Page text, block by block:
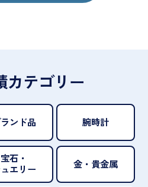
カテゴリー
ンド品 腕時計
宝石・
エリー
金・貴金属